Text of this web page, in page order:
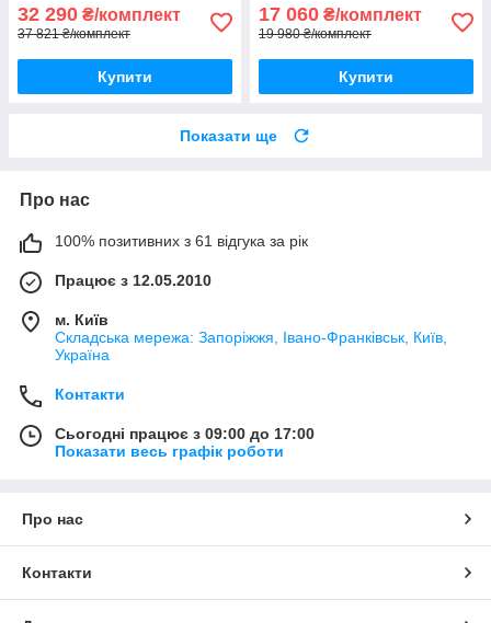
32 290 ₴/комплект
37 821 ₴/комплект
Купити
17 060 ₴/комплект
19 980 ₴/комплект
Купити
Показати ще
Про нас
100% позитивних з 61 відгука за рік
Працює з 12.05.2010
м. Київ
Складська мережа: Запоріжжя, Івано-Франківськ, Київ,
Україна
Контакти
Сьогодні працює з 09:00 до 17:00
Показати весь графік роботи
Про нас
Контакти